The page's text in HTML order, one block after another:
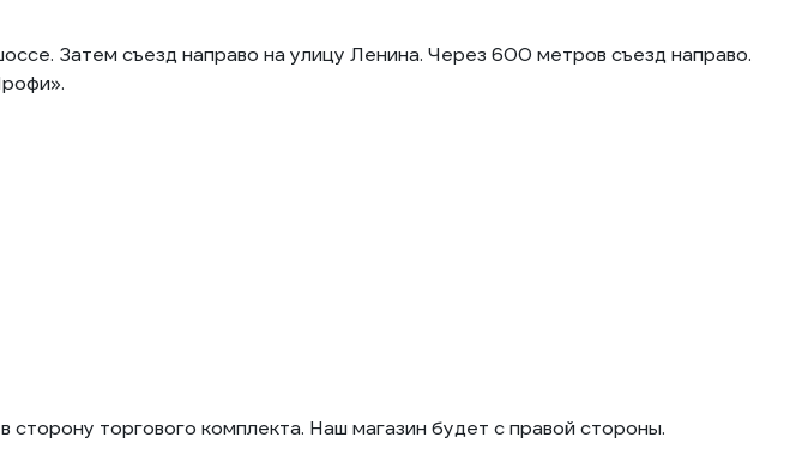
Затем съезд направо на улицу Ленина. Через 600 метров съезд направо.
торгового комплекта. Наш магазин будет с правой стороны.